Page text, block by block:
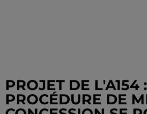
PROJET DE L'A154
PROCÉDURE DE